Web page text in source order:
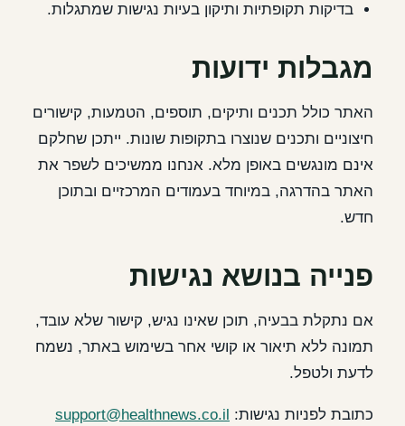
בדיקות תקופתיות ותיקון בעיות נגישות שמתגלות.
מגבלות ידועות
האתר כולל תכנים ותיקים, תוספים, הטמעות, קישורים
חיצוניים ותכנים שנוצרו בתקופות שונות. ייתכן שחלקם
אינם מונגשים באופן מלא. אנחנו ממשיכים לשפר את
האתר בהדרגה, במיוחד בעמודים המרכזיים ובתוכן
חדש.
פנייה בנושא נגישות
אם נתקלת בבעיה, תוכן שאינו נגיש, קישור שלא עובד,
תמונה ללא תיאור או קושי אחר בשימוש באתר, נשמח
לדעת ולטפל.
כתובת לפניות נגישות: support@healthnews.co.il